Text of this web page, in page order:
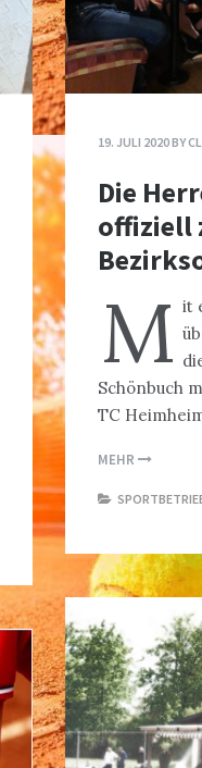
19. JULI 2020BY
Die
offiziell
M it
Schönbuch
TC
MEHR